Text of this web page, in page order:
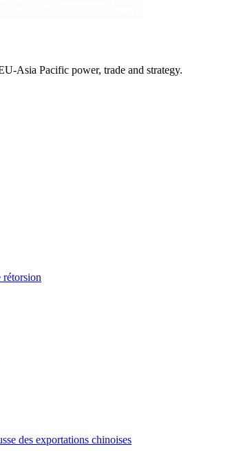
Asia Pacific power, trade and strategy.
rétorsion
des exportations chinoises